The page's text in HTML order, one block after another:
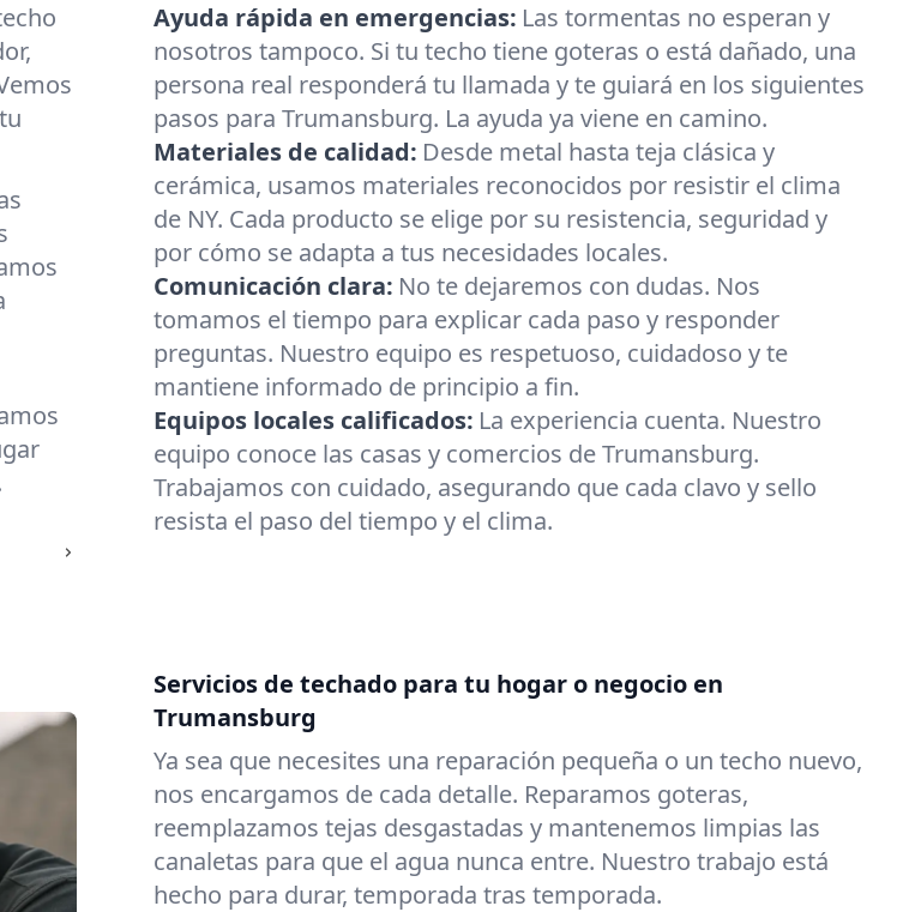
Ayuda rápida en emergencias: Las tormentas no esperan y
nosotros tampoco. Si tu techo tiene goteras o está dañado, una
persona real responderá tu llamada y te guiará en los siguientes
pasos para Trumansburg. La ayuda ya viene en camino.
Materiales de calidad: Desde metal hasta teja clásica y
cerámica, usamos materiales reconocidos por resistir el clima
de NY. Cada producto se elige por su resistencia, seguridad y
por cómo se adapta a tus necesidades locales.
Comunicación clara: No te dejaremos con dudas. Nos
tomamos el tiempo para explicar cada paso y responder
preguntas. Nuestro equipo es respetuoso, cuidadoso y te
mantiene informado de principio a fin.
Equipos locales calificados: La experiencia cuenta. Nuestro
equipo conoce las casas y comercios de Trumansburg.
Trabajamos con cuidado, asegurando que cada clavo y sello
resista el paso del tiempo y el clima.
Servicios de techado para tu hogar o negocio en
Trumansburg
Ya sea que necesites una reparación pequeña o un techo nuevo,
nos encargamos de cada detalle. Reparamos goteras,
reemplazamos tejas desgastadas y mantenemos limpias las
canaletas para que el agua nunca entre. Nuestro trabajo está
hecho para durar, temporada tras temporada.